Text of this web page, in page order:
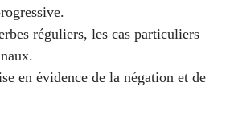
réguliers, les cas particuliers
en évidence de la négation et de